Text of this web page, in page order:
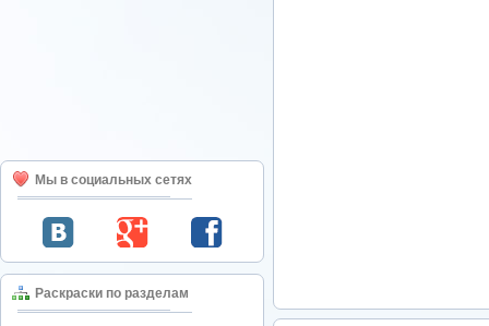
Мы в социальных сетях
Раскраски по разделам